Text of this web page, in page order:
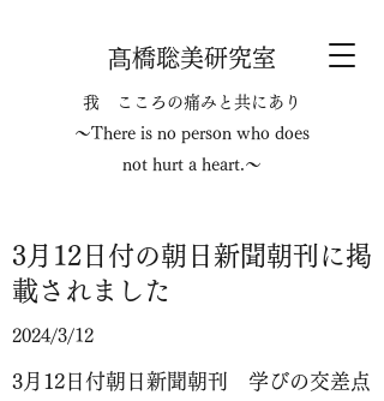
髙橋聡美研究室
我 こころの痛みと共にあり
～There is no person who does
not hurt a heart.～
​3月12日付の朝日新聞朝刊に掲
載されました
2024/3/12
3月12日付朝日新聞朝刊 学びの交差点